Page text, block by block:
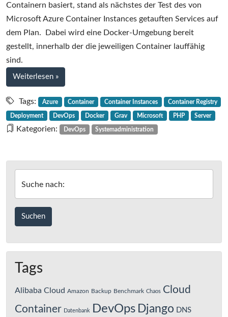
Container
Instances:
erste
Eindrücke
Containern basiert, stand als nächstes der Test des von
Microsoft Azure Container Instances getauften Services auf
dem Plan. Dabei wird eine Docker-Umgebung bereit
gestellt, innerhalb der die jeweiligen Container lauffähig
sind.
Weiterlesen bei
Microsoft
Azure
Container
Instances:
»
Tags: Azure Container Container Instances Container Registry
Deployment DevOps Docker Grav Microsoft PHP Server
Kategorien: DevOps Systemadministration
Suche nach:
Tags
Alibaba Cloud Amazon Backup Benchmark Chaos Cloud
Container Datenbank DevOps Django DNS